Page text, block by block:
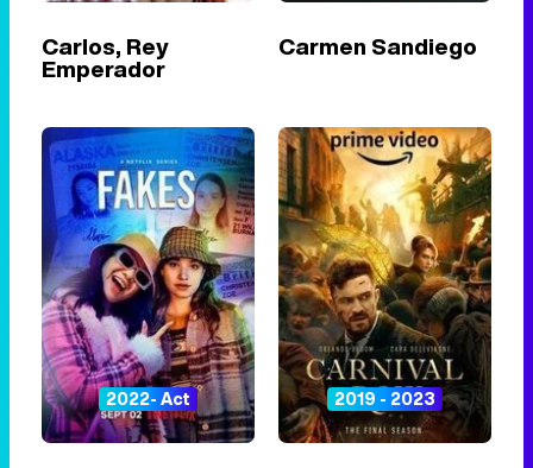
Carlos, Rey
Emperador
Carmen Sandiego
2022- Act 2019 - 2023